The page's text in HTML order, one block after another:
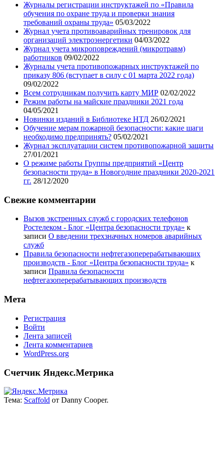
Журналы регистрации инструктажей по «Правила
обучения по охране труда и проверки знания
требований охраны труда» 05/03/2022
Журнал учета противоаварийных тренировок для
организаций электроэнергетики 04/03/2022
Журнал учета микроповреждений (микротравм)
работников 09/02/2022
Журналы учета противопожарных инструктажей по
приказу 806 (вступает в силу с 01 марта 2022 года)
09/02/2022
Всем сотрудникам получить карту МИР 02/02/2022
Режим работы на майские праздники 2021 года
04/05/2021
Новинки изданий в Библиотеке НТД 26/02/2021
Обучение мерам пожарной безопасности: какие шаги
необходимо предпринять? 05/02/2021
Журнал эксплуатации систем противопожарной защиты
27/01/2021
О режиме работы Группы предприятий «Центр
безопасности труда» в Новогодние праздники 2020-2021
гг. 28/12/2020
Свежие комментарии
Вызов экстренных служб с городских телефонов
Ростелеком - Блог «Центра безопасности труда» к
записи О введении трехзначных номеров аварийных
служб
Правила безопасности нефтегазоперерабатывающих
производств - Блог «Центра безопасности труда» к
записи Правила безопасности
нефтегазоперерабатывающих производств
Мета
Регистрация
Войти
Лента записей
Лента комментариев
WordPress.org
Счетчик Яндекс.Метрика
Тема: Scaffold от Danny Cooper.